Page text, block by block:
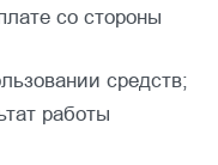
со стороны
средств;
работы